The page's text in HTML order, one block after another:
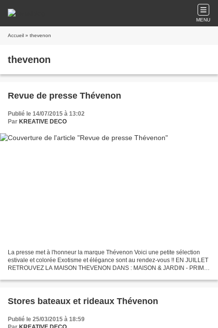
MENU
Accueil » thevenon
thevenon
Revue de presse Thévenon
Publié le 14/07/2015 à 13:02
Par KREATIVE DECO
La presse met à l'honneur la marque Thévenon Voici une petite sélection
estivale et colorée Exotisme et élégance sont au rendez-vous !! EN JUILLET
RETROUVEZ LA MAISON THEVENON DANS : MAISON & JARDIN - PRIMA
Stores bateaux et rideaux Thévenon
Publié le 25/03/2015 à 18:59